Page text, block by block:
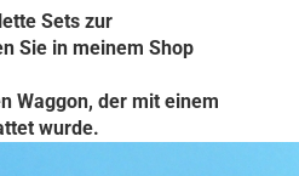
Sets zur
Sie in meinem Shop
Waggon, der mit einem
wurde.